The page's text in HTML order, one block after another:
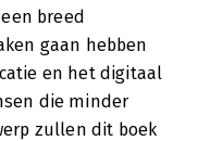
breed
gaan hebben
en het digitaal
die minder
zullen dit boek